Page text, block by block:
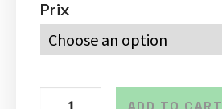
Prix